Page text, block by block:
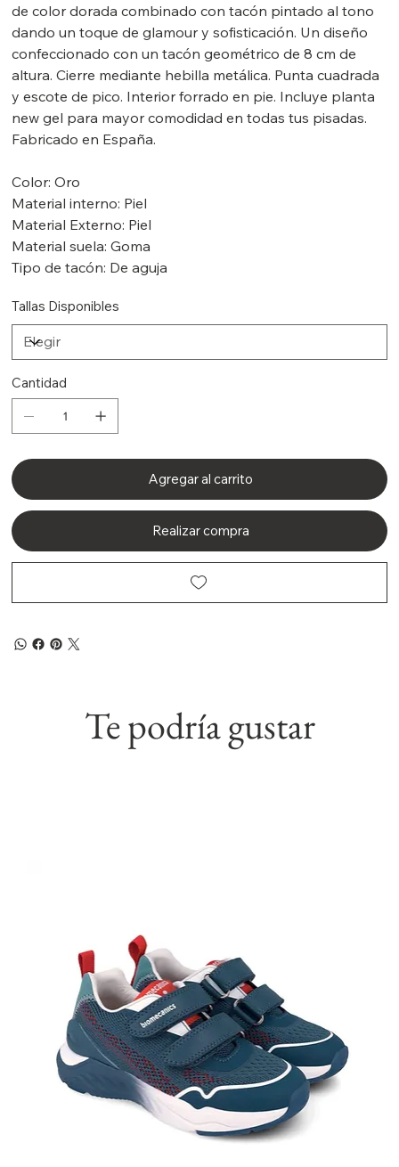
de color dorada combinado con tacón pintado al tono
dando un toque de glamour y sofisticación. Un diseño
confeccionado con un tacón geométrico de 8 cm de
altura. Cierre mediante hebilla metálica. Punta cuadrada
y escote de pico. Interior forrado en pie. Incluye planta
new gel para mayor comodidad en todas tus pisadas.
Fabricado en España.
Color: Oro
Material interno: Piel
Material Externo: Piel
Material suela: Goma
Tipo de tacón: De aguja
Tallas Disponibles
Cantidad
Agregar al carrito
Realizar compra
Te podría gustar